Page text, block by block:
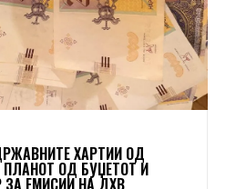
ХАРТИИ ОД
ОД БУЏЕТОТ И
ЗА ЕМИСИИ НА ДХВ